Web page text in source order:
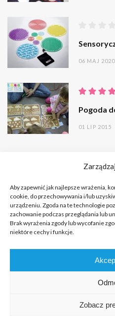
Aby zapewnić jak najlepsze wrażenia,
cookie, do przechowywania i/lub
urządzeniu. Zgoda na te technologie
zachowanie podczas przeglądania lub
Brak wyrażenia zgody lub wycofanie
niektóre cechy i funkcje.
Zobacz
06 MAJ 2020
Pogoda
01 LIP 2015
Copyright © 2026 Portal o Integracji
KILKA SŁÓW NA PRZYWITANIE
POLITYKA